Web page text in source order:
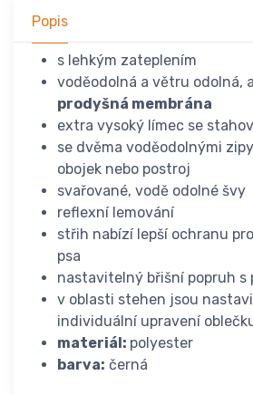
Popis
s lehkým zateplením
voděodolná a větru odolná,
prodyšná membrána
extra vysoký límec se
se dvěma voděodolnými
obojek nebo postroj
svařované, vodě odolné švy
reflexní lemování
střih nabízí lepší ochranu
psa
nastavitelný břišní popruh s
v oblasti stehen jsou
individuální upravení
materiál: polyester
barva: černá